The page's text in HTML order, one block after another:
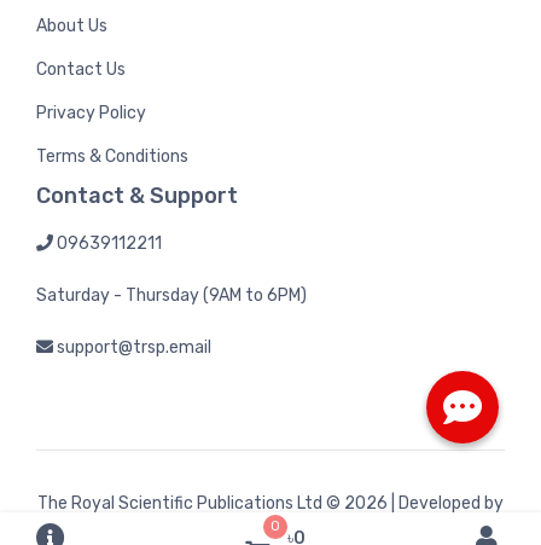
About Us
Contact Us
Privacy Policy
Terms & Conditions
Contact & Support
09639112211
Saturday - Thursday (9AM to 6PM)
support@trsp.email
The Royal Scientific Publications Ltd © 2026 | Developed by
Bintel Future Tech
0
৳0